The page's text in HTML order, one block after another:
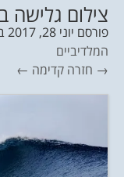
צילום גלישה
פורסם יוני 28, 2017
המלדיביים
→ חזרה קדימה ←